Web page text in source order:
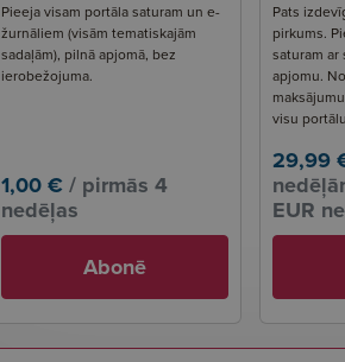
Pieeja visam portāla saturam un e-
žurnāliem (visām tematiskajām
sadaļām), pilnā apjomā, bez
ierobežojuma.
1,00 € / pirmās 4
nedēļas
Abonē
Pats
pirkums.
saturam ar
apjomu.
visu
29,99
EUR